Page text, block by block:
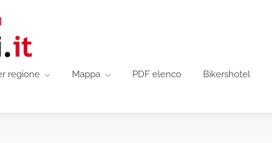
regione Mappa PDF elenco Bikershotel